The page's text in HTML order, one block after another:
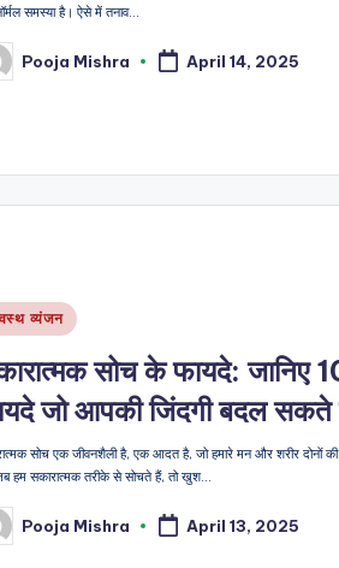
समस्या है। ऐसे में तनाव…
Pooja Mishra April 14, 2025
व्यंजन
सोच के फायदे: जानिए
जो आपकी जिंदगी बदल
सोच एक जीवनशैली है, एक आदत है, जो हमारे मन और शरीर दोनों
हम सकारात्मक तरीके से सोचते हैं, तो खुश…
Pooja Mishra April 13, 2025